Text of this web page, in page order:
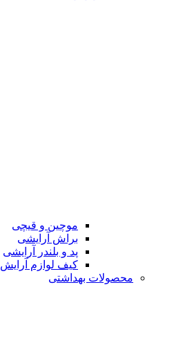
موچین و قیچی
براش آرایشی
پد و بلندر آرایشی
کیف لوازم آرایش
محصولات بهداشتی